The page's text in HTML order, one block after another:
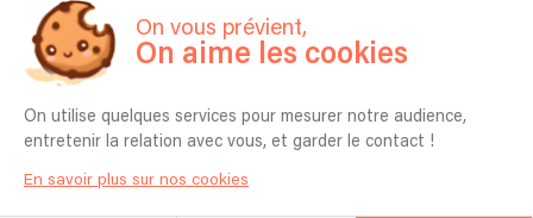
À l'écoute
Écoutez
On vous prévient,
On aime les cookies
On utilise quelques services pour mesurer notre audience,
entretenir la relation avec vous, et garder le contact !
En savoir plus sur nos cookies